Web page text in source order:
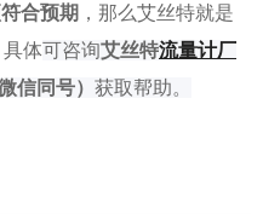
合预期 ，那么艾丝特就是
体可咨询艾丝特流量计厂
微信同号） 获取帮助。